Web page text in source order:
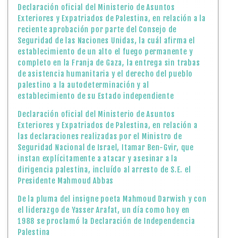
Declaración oficial del Ministerio de Asuntos
Exteriores y Expatriados de Palestina, en relación a la
reciente aprobación por parte del Consejo de
Seguridad de las Naciones Unidas, la cuál afirma el
establecimiento de un alto el fuego permanente y
completo en la Franja de Gaza, la entrega sin trabas
de asistencia humanitaria y el derecho del pueblo
palestino a la autodeterminación y al
establecimiento de su Estado independiente
Declaración oficial del Ministerio de Asuntos
Exteriores y Expatriados de Palestina, en relación a
las declaraciones realizadas por el Ministro de
Seguridad Nacional de Israel, Itamar Ben-Gvir, que
instan explícitamente a atacar y asesinar a la
dirigencia palestina, incluído al arresto de S.E. el
Presidente Mahmoud Abbas
De la pluma del insigne poeta Mahmoud Darwish y con
el liderazgo de Yasser Arafat, un día como hoy en
1988 se proclamó la Declaración de Independencia
Palestina